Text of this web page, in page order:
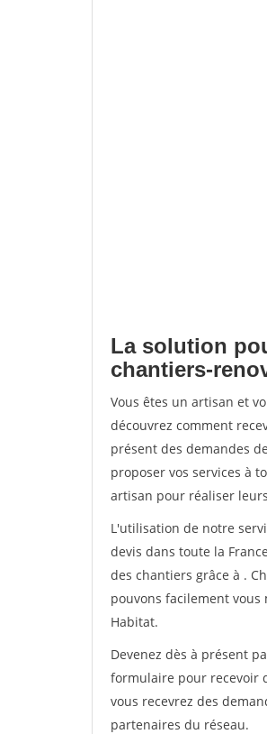
La solution
chantiers-
Vous êtes un artisan et
découvrez comment
présent des demandes
proposer vos services à
artisan pour réaliser
L'utilisation de notre
devis dans toute la
des chantiers grâce à .
pouvons facilement
Habitat.
Devenez dès à présent
formulaire pour recevoir
vous recevrez des
partenaires du réseau.